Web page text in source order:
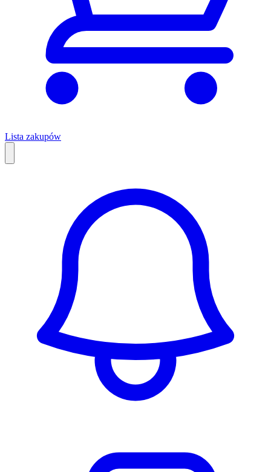
Lista zakupów